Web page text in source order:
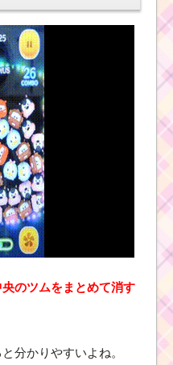
のツムをまとめて消す
分かりやすいよね。